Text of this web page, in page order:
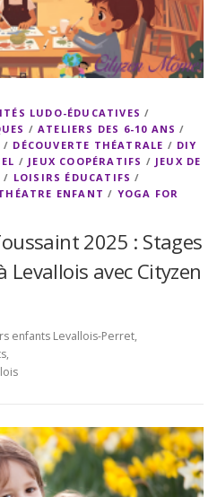
LUDO-ÉDUCATIVES /
/ATELIERS DES 6-10 ANS /
/ DÉCOUVERTE THÉATRALE / DIY
/ JEUX COOPÉRATIFS / JEUX DE
/ LOISIRS ÉDUCATIFS /
ENFANT / YOGA FOR
2025 : Stages
avec Cityzen
enfants Levallois-Perret,